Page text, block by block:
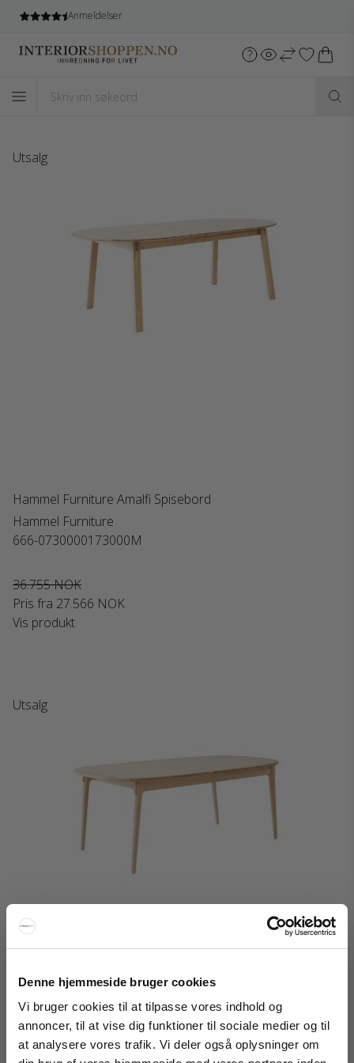
Denne hjemmeside bruger cookies
Vi bruger cookies til at tilpasse vores indhold og
annoncer, til at vise dig funktioner til sociale medier og til
at analysere vores trafik. Vi deler også oplysninger om
Anmeldelser
Utsalg
Hammel Furniture Amalfi Spisebord
Hammel Furniture
666-0730000173000M
36.755 NOK
Pris fra 27.566 NOK
Vis produkt
Utsalg
Hammel Furniture Miro Spisebord